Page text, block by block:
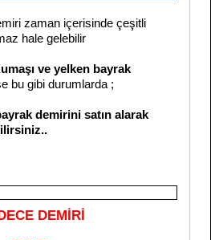
zaman içerisinde çeşitli
hale gelebilir
ve yelken bayrak
bu gibi durumlarda ;
demirini satın alarak
DEMİRİ